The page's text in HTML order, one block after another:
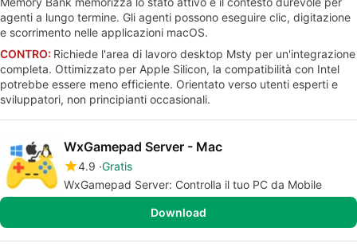
agenti a lungo termine. Gli agenti possono eseguire clic, digitazione
e scorrimento nelle applicazioni macOS.
CONTRO: Richiede l'area di lavoro desktop Msty per un'integrazione
completa. Ottimizzato per Apple Silicon, la compatibilità con Intel
potrebbe essere meno efficiente. Orientato verso utenti esperti e
sviluppatori, non principianti occasionali.
WxGamepad Server - Mac
4.9 Gratis
WxGamepad Server: Controlla il tuo PC da Mobile
Download